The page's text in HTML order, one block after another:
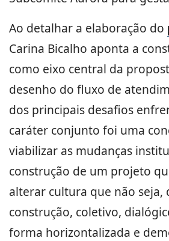
Ao detalhar a elaboração do
Carina Bicalho aponta a
como eixo central da
desenho do fluxo de
dos principais desafios
caráter conjunto foi uma
viabilizar as mudanças
construção de um projeto
alterar cultura que não seja,
construção, coletivo,
forma horizontalizada e